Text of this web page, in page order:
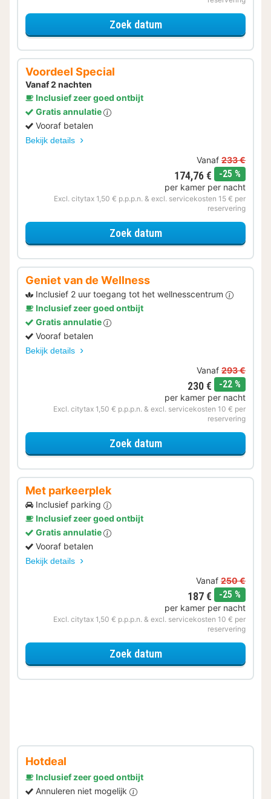
Zoek datumvoor Voordeel Special
Voordeel Special
Vanaf 2 nachten
Inclusief zeer goed ontbijt
Gratis annulatie
Vooraf betalen
Bekijk details
Vanaf 233 €
174,76 € -25 %
per kamer per nacht
Excl. citytax 1,50 € p.p.p.n. & excl. servicekosten 15 € per
reservering
Zoek datumvoor Voordeel Special
Geniet van de Wellness
Inclusief 2 uur toegang tot het wellnesscentrum
Inclusief zeer goed ontbijt
Gratis annulatie
Vooraf betalen
Bekijk details
Vanaf 293 €
230 € -22 %
per kamer per nacht
Excl. citytax 1,50 € p.p.p.n. & excl. servicekosten 10 € per
reservering
Zoek datumvoor Geniet van de
Met parkeerplek
Inclusief parking
Inclusief zeer goed ontbijt
Gratis annulatie
Vooraf betalen
Bekijk details
Vanaf 250 €
187 € -25 %
per kamer per nacht
Excl. citytax 1,50 € p.p.p.n. & excl. servicekosten 10 € per
reservering
Zoek datumvoor Met parkeerplek
Hotdeal
Inclusief zeer goed ontbijt
Annuleren niet mogelijk